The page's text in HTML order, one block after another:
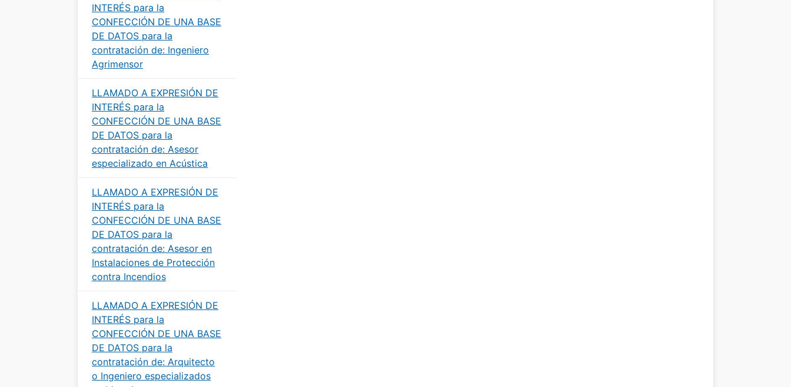
INTERÉS para la
CONFECCIÓN DE UNA BASE
DE DATOS para la
contratación de: Ingeniero
Agrimensor
LLAMADO A EXPRESIÓN DE
INTERÉS para la
CONFECCIÓN DE UNA BASE
DE DATOS para la
contratación de: Asesor
especializado en Acústica
LLAMADO A EXPRESIÓN DE
INTERÉS para la
CONFECCIÓN DE UNA BASE
DE DATOS para la
contratación de: Asesor en
Instalaciones de Protección
contra Incendios
LLAMADO A EXPRESIÓN DE
INTERÉS para la
CONFECCIÓN DE UNA BASE
DE DATOS para la
contratación de: Arquitecto
o Ingeniero especializados